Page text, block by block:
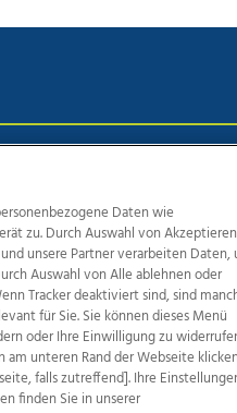
Weitere Angebote
Life Radio
Regionaljobs
Daten wie
zu. Durch Auswahl von Akzeptieren
unsere Partner verarbeiten Daten,
Auswahl von Alle ablehnen oder
Tracker deaktiviert sind, sind
für Sie. Sie können dieses Menü
oder Ihre Einwilligung zu
unteren Rand der Webseite
falls zutreffend]. Ihre
finden Sie in unserer